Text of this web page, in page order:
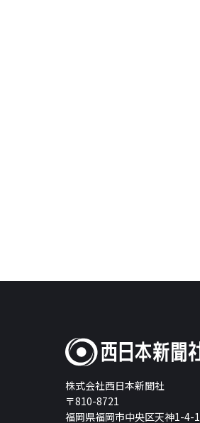
株式会社西日本新聞社
〒810-8721
福岡県福岡市中央区天神1-4-1